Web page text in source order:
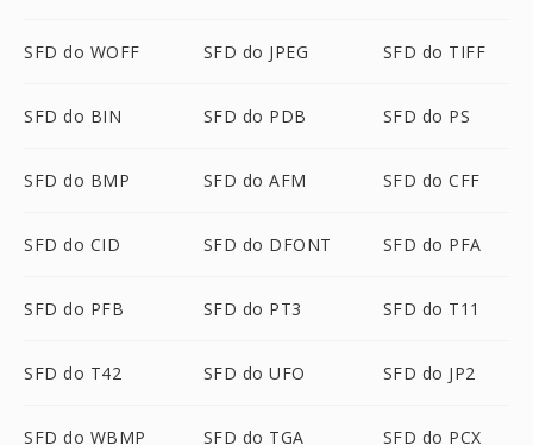
SFD do WOFF SFD do JPEG SFD do TIFF
SFD do BIN SFD do PDB SFD do PS
SFD do BMP SFD do AFM SFD do CFF
SFD do CID SFD do DFONT SFD do PFA
SFD do PFB SFD do PT3 SFD do T11
SFD do T42 SFD do UFO SFD do JP2
SFD do WBMP SFD do TGA SFD do PCX